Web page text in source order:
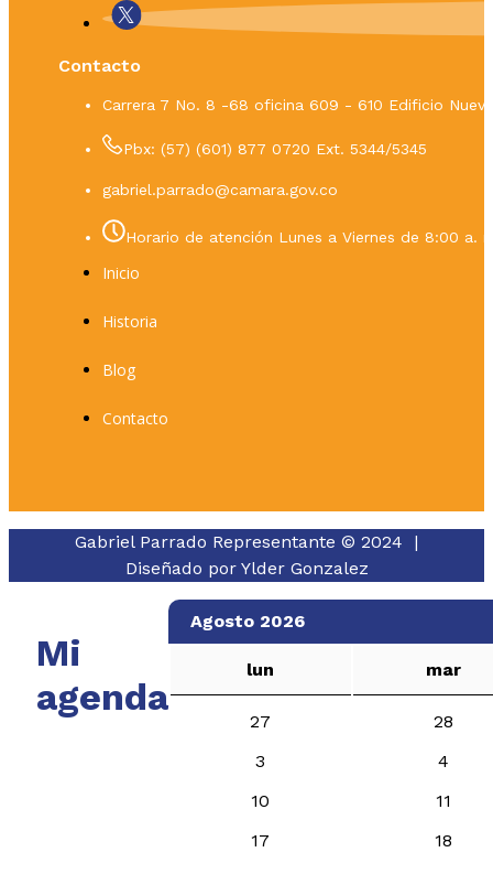
Contacto
Carrera 7 No. 8 -68 oficina 609 - 610 Edificio
Pbx: (57) (601) 877 0720 Ext. 5344/5345
gabriel.parrado@camara.gov.co
Horario de atención Lunes a Viernes de 8:00 a.
Inicio
Historia
Blog
Contacto
Gabriel Parrado Representante © 2024 |
Diseñado por Ylder Gonzalez
Mi
agenda
Agosto 2026
lun mar
27
28
3
4
10
11
17
18